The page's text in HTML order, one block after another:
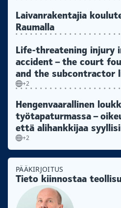
Laivanrakentajia
Raumalla
Life-threatening injury
accident – the court
and the subcontractor
+2
Hengenvaarallinen
työtapaturmassa –
että alihankkijaa
+2
PÄÄKIRJOITUS
Tieto kiinnostaa